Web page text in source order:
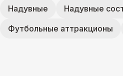
Надувные
Надувные
Футбольные аттракционы